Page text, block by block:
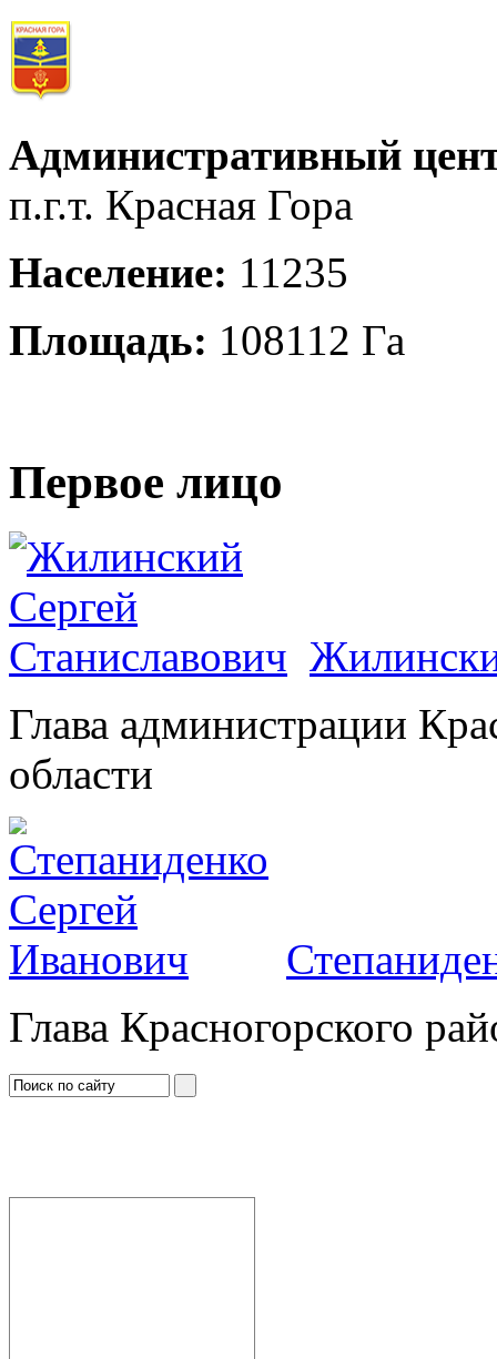
Административный
п.г.т. Красная Гора
Население: 11235
Площадь: 108112 Га
Первое лицо
Глава администрации
области
Глава Красногорского